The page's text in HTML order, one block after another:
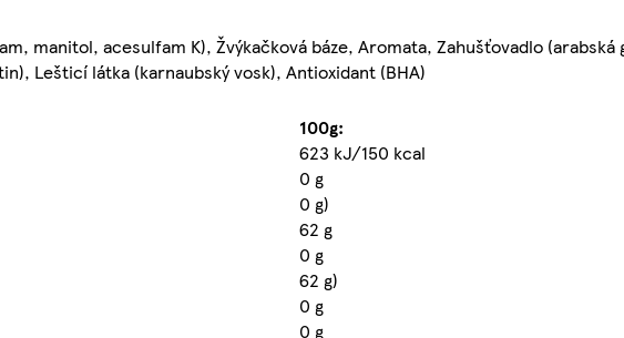
manitol, acesulfam K), Žvýkačková báze, Aromata, Zahušťovadlo (arabská
Lešticí látka (karnaubský vosk), Antioxidant (BHA)
100g:
623 kJ/150 kcal
0 g
0 g)
62 g
0 g
62 g)
0 g
0 g